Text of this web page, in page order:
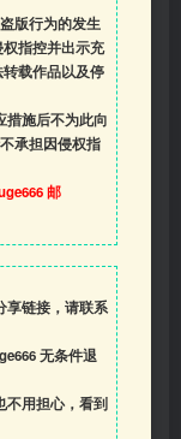
版行为的发生
指控并出示充
载作品以及停
措施后不为此向
承担因侵权指
邮
享链接，请联系
无条件退
不用担心，看到